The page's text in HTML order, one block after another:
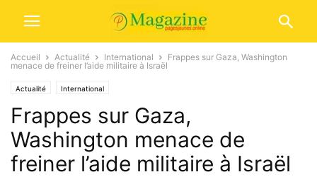
Accueil Actualité International
Frappes sur Gaza, Washington
menace de freiner l’aide militaire à Israël
Actualité International
Frappes sur Gaza,
Washington menace de
freiner l’aide militaire à Israël